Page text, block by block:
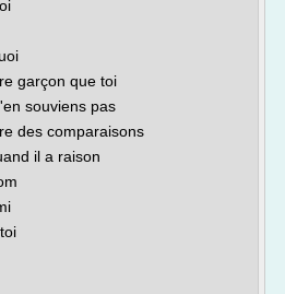
garçon que toi
souviens pas
des comparaisons
il a raison